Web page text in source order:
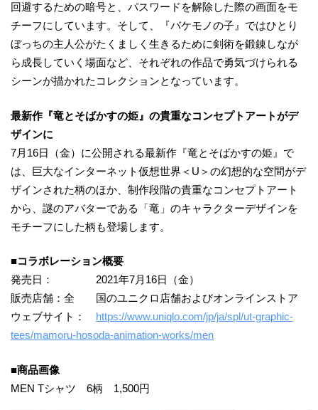
回避するための暗号と、パスワードを解除した際の画面をモ
チーフにしています。そして、『バケモノの子』ではひとり
ぼっちの主人公がたくましく生きるために剣術を鍛錬しなが
ら成長していく場面など、それぞれの作品で勇気づけられる
シーンが描かれたコレクションとなっています。
最新作『竜とそばかすの姫』の貴重なコンセプトアートがデ
ザインに
7月16日（金）に公開される最新作『竜とそばかすの姫』で
は、巨大なインターネット仮想世界＜U＞の幻想的な空間がデ
ザインされた柄のほか、制作段階の貴重なコンセプトアート
から、謎のアバターである「竜」のキャラクターデザインを
モチーフにした柄も登場します。
■コラボレーション概要
発売日： 2021年7月16日（金）
販売店舗：全 国のユニクロ店舗およびオンラインストア
ウェブサイト： https://www.uniqlo.com/jp/ja/spl/ut-graphic-
tees/mamoru-hosoda-animation-works/men
■商品画像
MEN Tシャツ 6柄 1,500円